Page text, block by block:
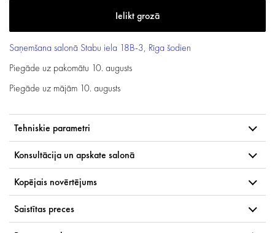
Saņemšana salonā Stabu iela 18B-3, Rīga šodien
Piegāde uz pakomātu 10. augusts
Piegāde uz mājām 10. augusts
Tehniskie parametri
Konsultācija un apskate salonā
Kopējais novērtējums
Saistītas preces